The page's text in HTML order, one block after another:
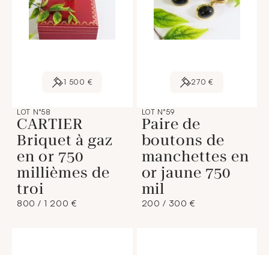
1 500 €
LOT N°58
CARTIER
Briquet à gaz
en or 750
millièmes de
troi
800 / 1 200 €
270 €
LOT N°59
Paire de
boutons de
manchettes en
or jaune 750
mil
200 / 300 €